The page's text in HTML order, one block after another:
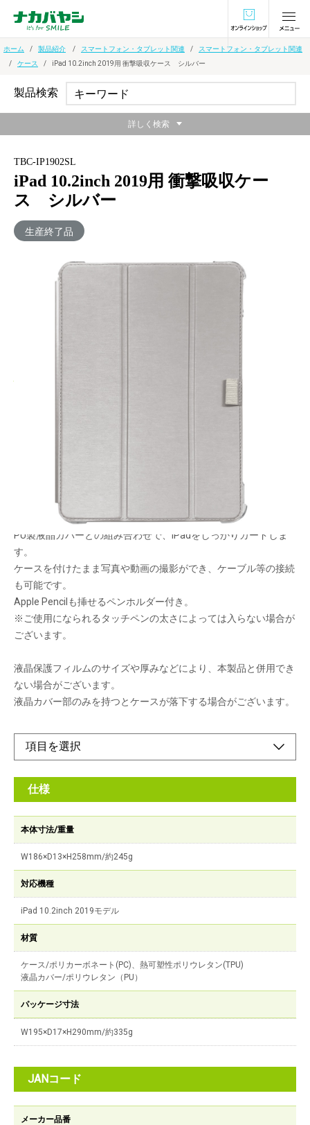
オンラインショ
ホーム 製品紹介 スマートフォン・タブレット関連
スマートフォン・タブレット関連
ケース
iPad 10.2inch 2019用 衝撃吸収ケース シルバー
TBC-IP1902SL
iPad 10.2inch 2019用 衝撃吸収ケー
ス シルバー
生産終了品
高品質TPU素材を採用したバンパー。クッション
性・耐久性に優れ、衝撃を吸収します。
メーカー希望小売価格：
+ 税
生産終了品
丈夫なポリカーボネートとクッション性のあるTPUを使ったハイ
ブリッド構造の衝撃吸収ケース。
PU製液晶カバーとの組み合わせで、iPadをしっかりガードしま
す。
ケースを付けたまま写真や動画の撮影ができ、ケーブル等の接続
も可能です。
Apple Pencilも挿せるペンホルダー付き。
※ご使用になられるタッチペンの太さによっては入らない場合が
ございます。
液晶保護フィルムのサイズや厚みなどにより、本製品と併用でき
ない場合がございます。
液晶カバー部のみを持つとケースが落下する場合がございます。
仕様
本体寸法/重量
W186×D13×H258mm/約245g
対応機種
iPad 10.2inch 2019モデル
材質
ケース/ポリカーボネート(PC)、熱可塑性ポリウレタン(TPU)
液晶カバー/ポリウレタン（PU）
パッケージ寸法
W195×D17×H290mm/約335g
JANコード
メーカー品番
製品検索
詳しく検索